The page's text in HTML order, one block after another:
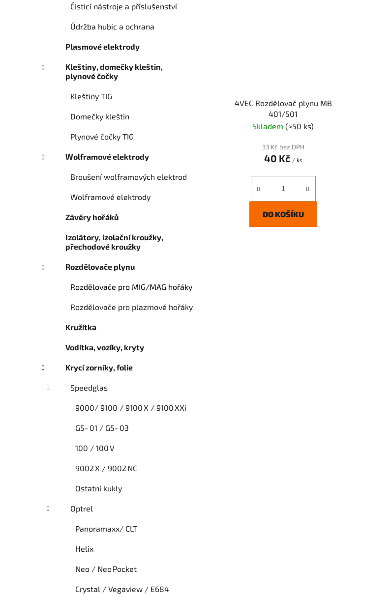
Čisticí nástroje a příslušenství
Údržba hubic a ochrana
Plasmové elektrody
Kleštiny, domečky kleštin,
plynové čočky
Kleštiny TIG
Domečky kleštin
Plynové čočky TIG
Wolframové elektrody
Broušení wolframových elektrod
Wolframové elektrody
Závěry hořáků
Izolátory, izolační kroužky,
přechodové kroužky
Rozdělovače plynu
Rozdělovače pro MIG/MAG hořáky
Rozdělovače pro plazmové hořáky
Kružítka
Vodítka, vozíky, kryty
Krycí zorníky, folie
Speedglas
9000/ 9100 / 9100 X / 9100 XXi
G5‑01 / G5‑03
100 / 100 V
9002 X / 9002 NC
Ostatní kukly
Optrel
Panoramaxx/ CLT
Helix
Neo / Neo Pocket
Crystal / Vegaview / E684
4VEC Rozdělovač plynu MB
401/501
Skladem(>50 ks)
33 Kč bez DPH
40 Kč / ks
DO KOŠÍKU